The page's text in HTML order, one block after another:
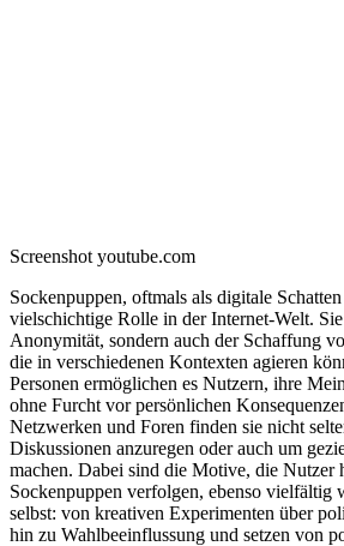
Screenshot youtube.com
Sockenpuppen, oftmals als digitale
vielschichtige Rolle in der Internet-Welt.
Anonymität, sondern auch der Schaffung
die in verschiedenen Kontexten agieren
Personen ermöglichen es Nutzern, ihre
ohne Furcht vor persönlichen
Netzwerken und Foren finden sie nicht
Diskussionen anzuregen oder auch um
machen. Dabei sind die Motive, die Nutzer
Sockenpuppen verfolgen, ebenso vielfältig
selbst: von kreativen Experimenten über
hin zu Wahlbeeinflussung und setzen von